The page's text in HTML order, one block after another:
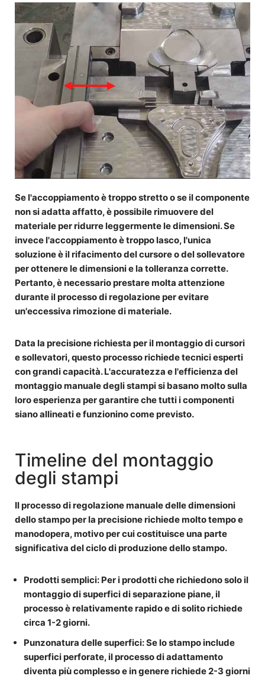
Se l'accoppiamento è troppo stretto o se il componente
non si adatta affatto, è possibile rimuovere del
materiale per ridurre leggermente le dimensioni. Se
invece l'accoppiamento è troppo lasco, l'unica
soluzione è il rifacimento del cursore o del sollevatore
per ottenere le dimensioni e la tolleranza corrette.
Pertanto, è necessario prestare molta attenzione
durante il processo di regolazione per evitare
un'eccessiva rimozione di materiale.
Data la precisione richiesta per il montaggio di cursori
e sollevatori, questo processo richiede tecnici esperti
con grandi capacità. L'accuratezza e l'efficienza del
montaggio manuale degli stampi si basano molto sulla
loro esperienza per garantire che tutti i componenti
siano allineati e funzionino come previsto.
Timeline del montaggio
degli stampi
Il processo di regolazione manuale delle dimensioni
dello stampo per la precisione richiede molto tempo e
manodopera, motivo per cui costituisce una parte
significativa del ciclo di produzione dello stampo.
Prodotti semplici: Per i prodotti che richiedono solo il
montaggio di superfici di separazione piane, il
processo è relativamente rapido e di solito richiede
circa 1-2 giorni.
Punzonatura delle superfici: Se lo stampo include
superfici perforate, il processo di adattamento
diventa più complesso e in genere richiede 2-3 giorni